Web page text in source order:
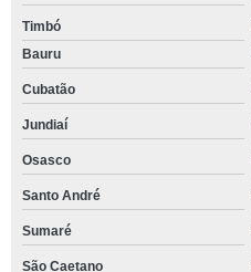
Timbó
Bauru
Cubatão
Jundiaí
Osasco
Santo André
Sumaré
São Caetano